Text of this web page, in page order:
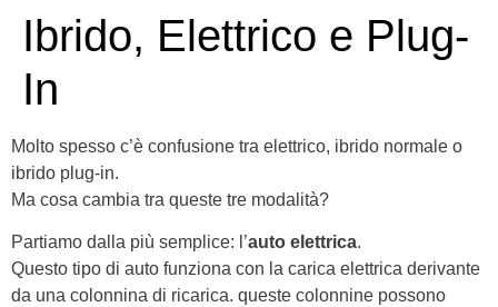
Ibrido, Elettrico e Plug-
In
Molto spesso c’è confusione tra elettrico, ibrido normale o
ibrido plug-in.
Ma cosa cambia tra queste tre modalità?
Partiamo dalla più semplice: l’auto elettrica.
Questo tipo di auto funziona con la carica elettrica derivante
da una colonnina di ricarica. queste colonnine possono